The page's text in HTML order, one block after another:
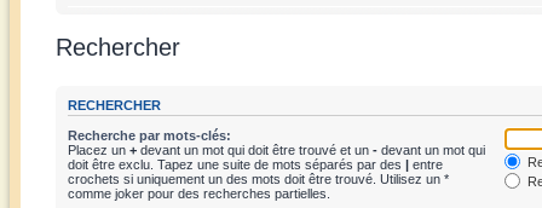
Rechercher
RECHERCHER
Recherche par mots-clés:
Placez un + devant un mot qui doit être trouvé et un - devant un mot qui
doit être exclu. Tapez une suite de mots séparés par des | entre
crochets si uniquement un des mots doit être trouvé. Utilisez un *
comme joker pour des recherches partielles.